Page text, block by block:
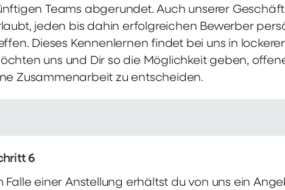
Teams abgerundet. Auch unserer
jeden bis dahin erfolgreichen Bewerber
Dieses Kennenlernen findet bei uns in
uns und Dir so die Möglichkeit geben,
Zusammenarbeit zu entscheiden.
6
Falle einer Anstellung erhältst du von uns ein